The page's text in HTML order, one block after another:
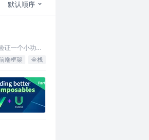
默认顺序
证一个小功能
端框架 全栈